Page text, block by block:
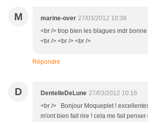
M marine-over 27/03/2012 10:38
<br /> trop bien les blagues mdr
<br /> <br /> <br />
Répondre
D DentelleDeLune 27/03/2012 10:16
<br /> Bonjour Moqueplet !
m'ont bien fait rire ! cela me fait